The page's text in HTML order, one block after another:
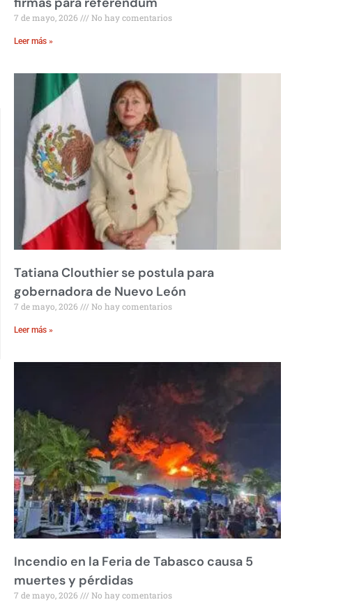
7 de mayo, 2026 No hay comentarios
Leer más »
Tatiana Clouthier se postula para
gobernadora de Nuevo León
7 de mayo, 2026 No hay comentarios
Leer más »
Incendio en la Feria de Tabasco causa 5
muertes y pérdidas
7 de mayo, 2026 No hay comentarios